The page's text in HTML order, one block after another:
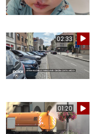
02:33
01:20